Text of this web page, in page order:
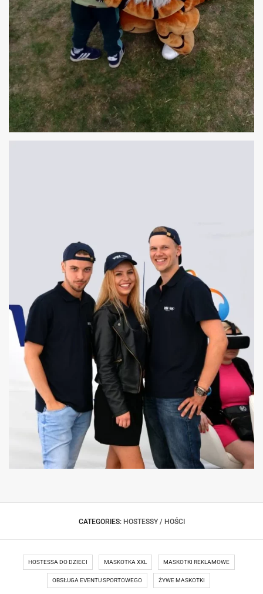
OBSŁUGA STREFY VISA SOPOT
CATEGORIES: HOSTESSY / HOŚCI
HOSTESSA DO DZIECI MASKOTKA XXL MASKOTKI REKLAMOWE
OBSŁUGA EVENTU SPORTOWEGO ŻYWE MASKOTKI